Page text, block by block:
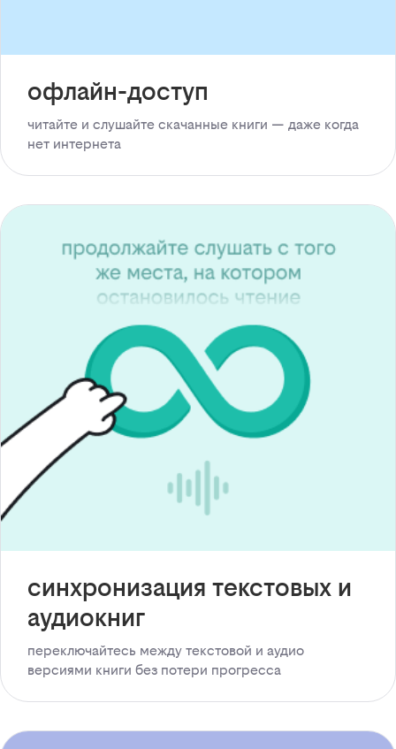
офлайн-доступ
читайте и слушайте скачанные книги — даже когда
нет интернета
синхронизация текстовых и
аудиокниг
переключайтесь между текстовой и аудио
версиями книги без потери прогресса